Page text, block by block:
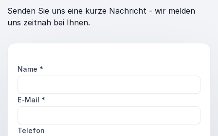
Senden Sie uns eine kurze Nachricht - wir melden
uns zeitnah bei Ihnen.
Name *
E-Mail *
Telefon